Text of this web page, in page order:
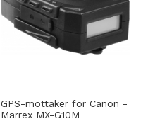
GPS-mottaker for Canon -
Marrex MX-G10M